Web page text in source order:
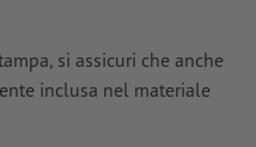
si assicuri che anche
inclusa nel materiale